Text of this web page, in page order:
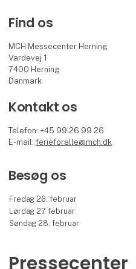
Find os
MCH Messecenter Herning
Vardevej 1
7400 Herning
Danmark
Kontakt os
Telefon: +45 99 26 99 26
E-mail:ferieforalle@mch.dk
Besøg os
Fredag 26. februar
Lørdag 27. februar
Søndag 28. februar
Pressecenter